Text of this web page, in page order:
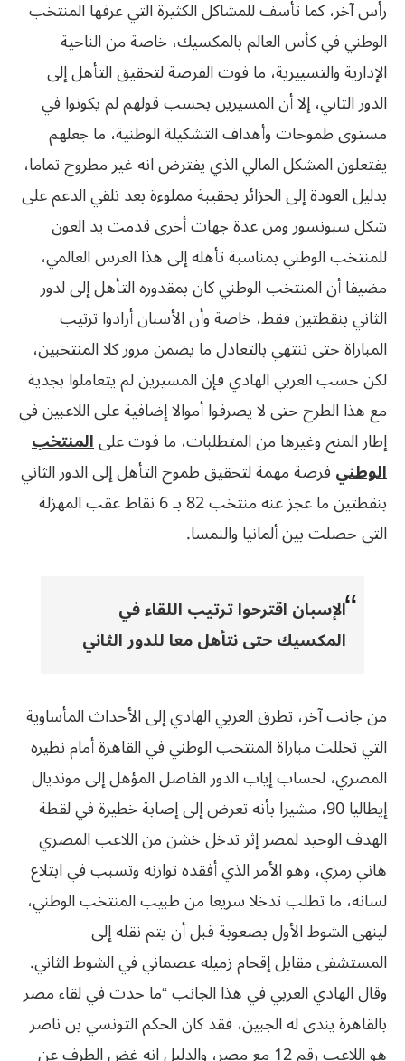
رأس آخر، كما تأسف للمشاكل الكثيرة التي عرفها المنتخب
الوطني في كأس العالم بالمكسيك، خاصة من الناحية
الإدارية والتسييرية، ما فوت الفرصة لتحقيق التأهل إلى
الدور الثاني، إلا أن المسيرين بحسب قولهم لم يكونوا في
مستوى طموحات وأهداف التشكيلة الوطنية، ما جعلهم
يفتعلون المشكل المالي الذي يفترض انه غير مطروح تماما،
بدليل العودة إلى الجزائر بحقيبة مملوءة بعد تلقي الدعم على
شكل سبونسور ومن عدة جهات أخرى قدمت يد العون
للمنتخب الوطني بمناسبة تأهله إلى هذا العرس العالمي،
مضيفا أن المنتخب الوطني كان بمقدوره التأهل إلى لدور
الثاني بنقطتين فقط، خاصة وأن الأسبان أرادوا ترتيب
المباراة حتى تنتهي بالتعادل ما يضمن مرور كلا المنتخبين،
لكن حسب العربي الهادي فإن المسيرين لم يتعاملوا بجدية
مع هذا الطرح حتى لا يصرفوا أموالا إضافية على اللاعبين في
إطار المنح وغيرها من المتطلبات، ما فوت علىالمنتخب
الوطنيفرصة مهمة لتحقيق طموح التأهل إلى الدور الثاني
بنقطتين ما عجز عنه منتخب 82 بـ 6 نقاط عقب المهزلة
التي حصلت بين ألمانيا والنمسا.
الإسبان اقترحوا ترتيب اللقاء في
المكسيك حتى نتأهل معا للدور الثاني
من جانب آخر، تطرق العربي الهادي إلى الأحداث المأساوية
التي تخللت مباراة المنتخب الوطني في القاهرة أمام نظيره
المصري، لحساب إياب الدور الفاصل المؤهل إلى مونديال
إيطاليا 90، مشيرا بأنه تعرض إلى إصابة خطيرة في لقطة
الهدف الوحيد لمصر إثر تدخل خشن من اللاعب المصري
هاني رمزي، وهو الأمر الذي أفقده توازنه وتسبب في ابتلاع
لسانه، ما تطلب تدخلا سريعا من طبيب المنتخب الوطني،
لينهي الشوط الأول بصعوبة قبل أن يتم نقله إلى
المستشفى مقابل إقحام زميله عصماني في الشوط الثاني.
وقال الهادي العربي في هذا الجانب “ما حدث في لقاء مصر
بالقاهرة يندى له الجبين، فقد كان الحكم التونسي بن ناصر